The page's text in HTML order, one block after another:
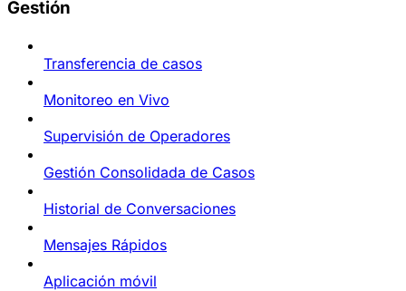
Gestión
Transferencia de casos
Monitoreo en Vivo
Supervisión de Operadores
Gestión Consolidada de Casos
Historial de Conversaciones
Mensajes Rápidos
Aplicación móvil